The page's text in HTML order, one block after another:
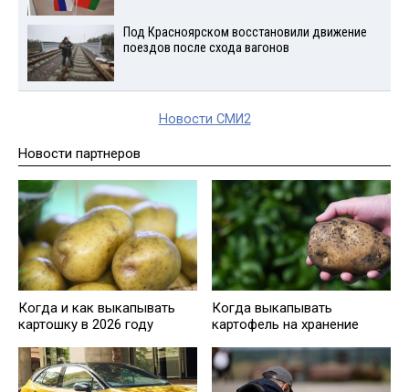
Под Красноярском восстановили движение
поездов после схода вагонов
Новости СМИ2
Новости партнеров
Когда и как выкапывать
картошку в 2026 году
Когда выкапывать
картофель на хранение